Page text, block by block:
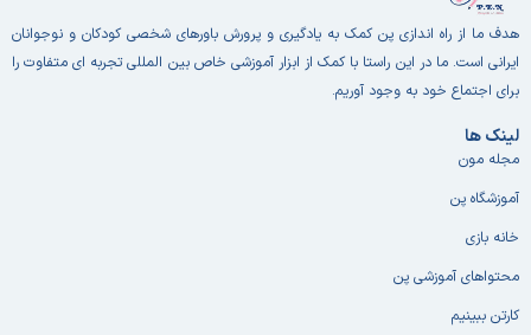
هدف ما از راه اندازی پن کمک به یادگیری و پرورش باورهای شخصی کودکان و نوجوانان
ایرانی است. ما در این راستا با کمک از ابزار آموزشی خاص بین المللی تجربه ای متفاوت را
برای اجتماع خود به وجود آوریم.
لینک ها
مجله مون
آموزشگاه پن
خانه بازی
محتواهای آموزشی پن
کارتن ببینیم